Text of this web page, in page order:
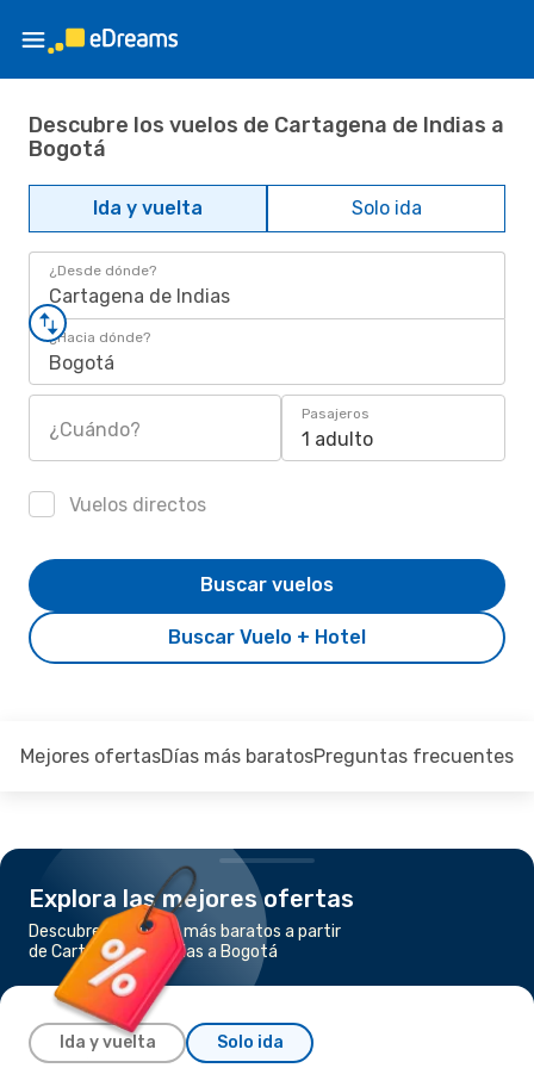
Descubre los vuelos de Cartagena de Indias a
Bogotá
Ida y vuelta Solo ida
¿Desde dónde?
Cartagena de Indias
¿Hacia dónde?
Bogotá
¿Cuándo?
Pasajeros
1 adulto
Vuelos directos
Buscar Vuelo + Hotel
Buscar vuelos
Mejores ofertasDías más baratosPreguntas frecuentes
Explora las mejores ofertas
Descubre los vuelos más baratos a partir
de Cartagena de Indias a Bogotá
Ida y vuelta Solo ida